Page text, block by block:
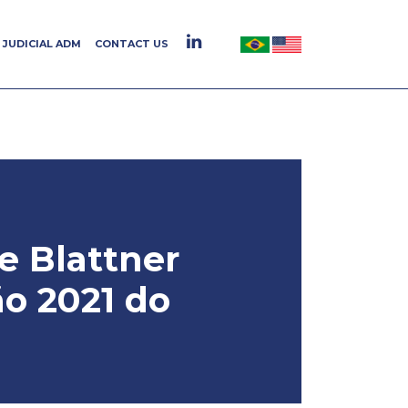
JUDICIAL ADM CONTACT US
JUDICIAL ADM CONTACT US
Blattner
2021 do